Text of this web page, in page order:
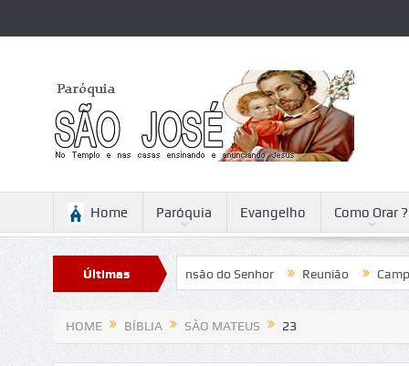
Home Paróquia Evangelho Como Orar ?
Últimas
Reflexão para a Ascensão do Senhor Reunião Campanha da
HOME BÍBLIA SÃO MATEUS 23